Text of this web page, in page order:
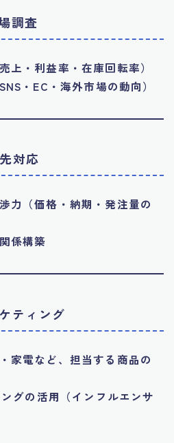
調査
上・利益率・在庫回転率）
・EC・海外市場の動向）
対応
力（価格・納期・発注量の
係構築
ティング
家電など、担当する商品の
グの活用（インフルエンサ